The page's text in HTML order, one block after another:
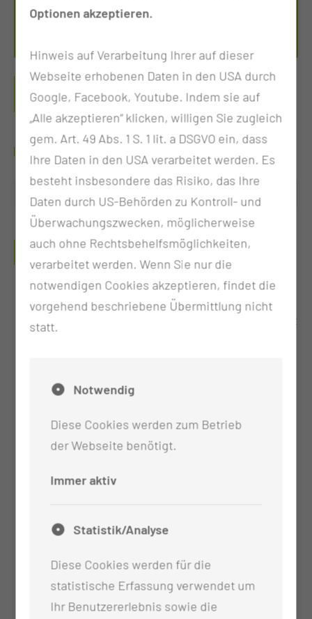
Tel.:+49 355 46 1642
PORT SPRECHSTUNDE
(PORTKATHETER)
WANN FINDET DIE SPRECHSTUNDE STATT?
Freitag 10:30 - 13:00 Uhr
WELCHE UNTERLAGEN MÜSSEN MITGEBRACHT
WERDEN?
Vorbefunde und aktuelle Befunde
Überweisungsschein vom Haus- oder Facharzt
Optionen akzeptieren.
Hinweis auf Verarbeitung Ihrer auf dieser
Webseite erhobenen Daten in den USA durch
Google, Facebook, Youtube. Indem sie auf
„Alle akzeptieren“ klicken, willigen Sie zugleich
gem. Art. 49 Abs. 1 S. 1 lit. a DSGVO ein, dass
Ihre Daten in den USA verarbeitet werden. Es
besteht insbesondere das Risiko, das Ihre
Daten durch US-Behörden zu Kontroll- und
Überwachungszwecken, möglicherweise
auch ohne Rechtsbehelfsmöglichkeiten,
verarbeitet werden. Wenn Sie nur die
notwendigen Cookies akzeptieren, findet die
vorgehend beschriebene Übermittlung nicht
statt.
Notwendig
Diese Cookies werden zum Betrieb
der Webseite benötigt.
Immer aktiv
Statistik/Analyse
Diese Cookies werden für die
statistische Erfassung verwendet um
Ihr Benutzererlebnis sowie die